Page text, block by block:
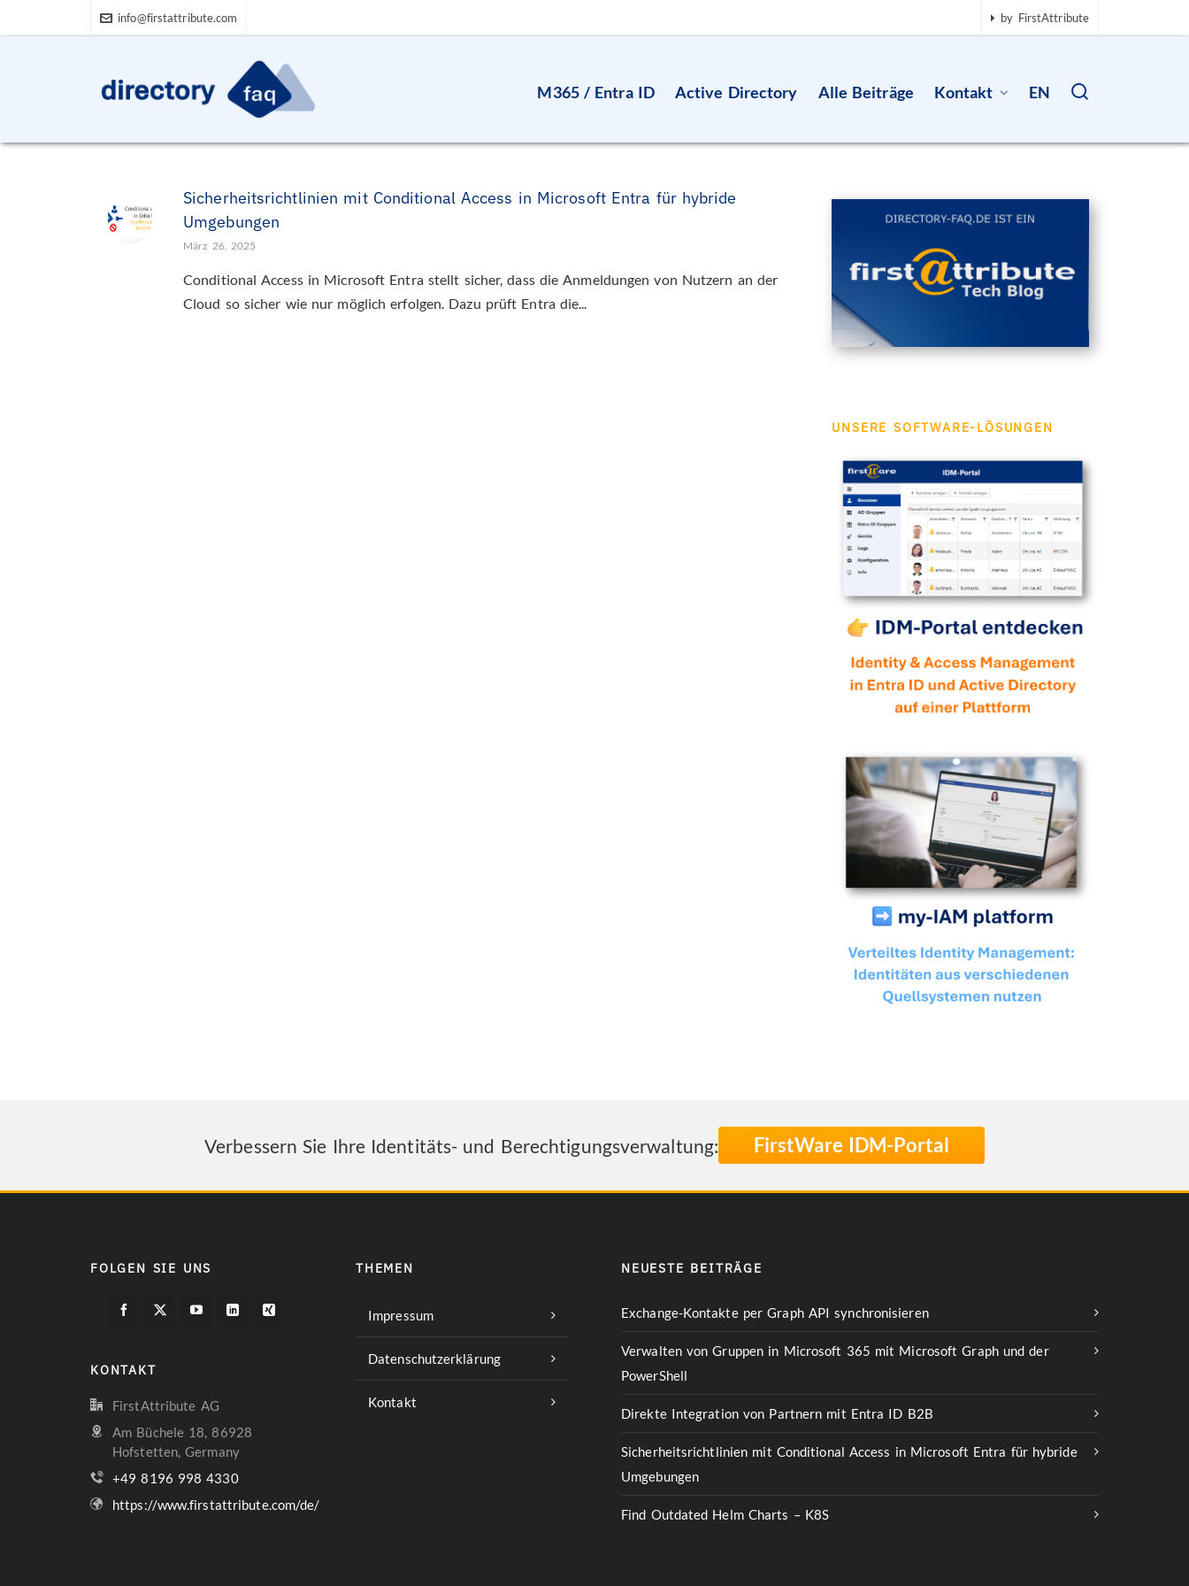
info@firstattribute.com by FirstAttribute
M365 / Entra ID Active Directory Alle Beiträge Kontakt EN
Sicherheitsrichtlinien mit Conditional Access in Microsoft Entra für hybride
Umgebungen
März 26, 2025
Conditional Access in Microsoft Entra stellt sicher, dass die Anmeldungen von Nutzern an der
Cloud so sicher wie nur möglich erfolgen. Dazu prüft Entra die...
UNSERE SOFTWARE-LÖSUNGEN
Verbessern Sie Ihre Identitäts- und Berechtigungsverwaltung: FirstWare IDM-Portal
FOLGEN SIE UNS
KONTAKT
FirstAttribute AG
Am Büchele 18, 86928
Hofstetten, Germany
+49 8196 998 4330
https://www.firstattribute.com/de/
THEMEN
Impressum
Datenschutzerklärung
Kontakt
NEUESTE BEITRÄGE
Exchange-Kontakte per Graph API synchronisieren
Verwalten von Gruppen in Microsoft 365 mit Microsoft Graph und der
PowerShell
Direkte Integration von Partnern mit Entra ID B2B
Sicherheitsrichtlinien mit Conditional Access in Microsoft Entra für hybride
Umgebungen
Find Outdated Helm Charts – K8S